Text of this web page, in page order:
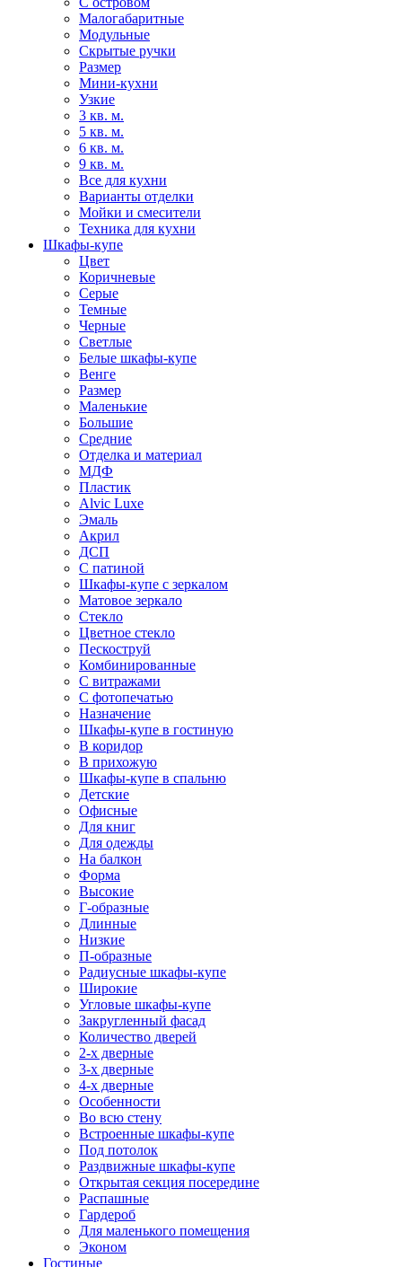
Малогабаритные
Модульные
Скрытые ручки
Размер
Мини-кухни
Узкие
3 кв. м.
5 кв. м.
6 кв. м.
9 кв. м.
Все для кухни
Варианты отделки
Мойки и смесители
Техника для кухни
Шкафы-купе
Цвет
Коричневые
Серые
Темные
Черные
Светлые
Белые шкафы-купе
Венге
Размер
Маленькие
Большие
Средние
Отделка и материал
МДФ
Пластик
Alvic Luxe
Эмаль
Акрил
ДСП
С патиной
Шкафы-купе с зеркалом
Матовое зеркало
Стекло
Цветное стекло
Пескоструй
Комбинированные
С витражами
С фотопечатью
Назначение
Шкафы-купе в гостиную
В коридор
В прихожую
Шкафы-купе в спальню
Детские
Офисные
Для книг
Для одежды
На балкон
Форма
Высокие
Г-образные
Длинные
Низкие
П-образные
Радиусные шкафы-купе
Широкие
Угловые шкафы-купе
Закругленный фасад
Количество дверей
2-х дверные
3-х дверные
4-х дверные
Особенности
Во всю стену
Встроенные шкафы-купе
Под потолок
Раздвижные шкафы-купе
Открытая секция посередине
Распашные
Гардероб
Для маленького помещения
Эконом
Гостиные